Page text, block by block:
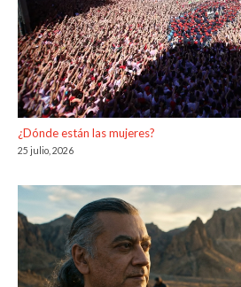
¿Dónde están las mujeres?
25 julio, 2026